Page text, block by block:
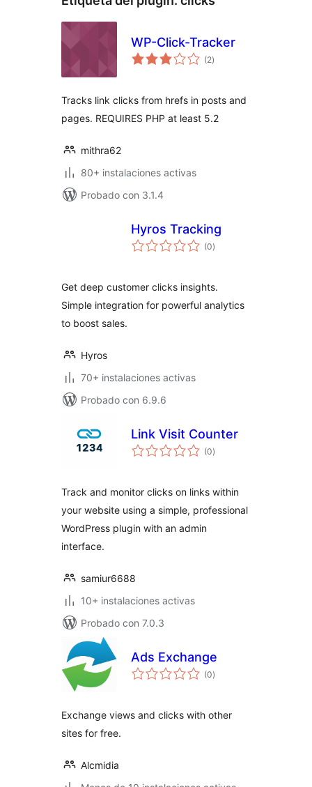
WP-Click-Tracker
(2total
de
)
Tracks link clicks from hrefs in posts and
pages. REQUIRES PHP at least 5.2
mithra62
80+ instalaciones activas
Probado con 3.1.4
Hyros Tracking
(0total
de
)
Get deep customer clicks insights.
Simple integration for powerful analytics
to boost sales.
Hyros
70+ instalaciones activas
Probado con 6.9.6
Link Visit Counter
(0total
de
)
Track and monitor clicks on links within
your website using a simple, professional
WordPress plugin with an admin
interface.
samiur6688
10+ instalaciones activas
Probado con 7.0.3
Ads Exchange
(0total
de
)
Exchange views and clicks with other
sites for free.
Alcmidia